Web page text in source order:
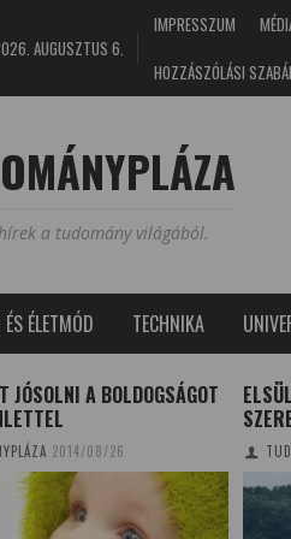
AUGUSZTUS 6.
IMPRESSZUM
HOZZÁSZÓLÁSI
a tudomány világából.
ÉS ÉLETMÓD TECHNIKA
JÓSOLNI A BOLDOGSÁGOT
2014/08/26